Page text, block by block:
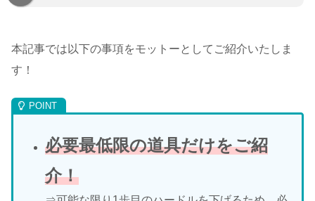
本記事では以下の事項をモットーとしてご紹介いたしま
す！
必要最低限の道具だけをご紹
介！